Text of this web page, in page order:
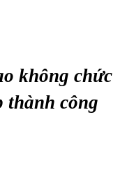
không chức
thành công